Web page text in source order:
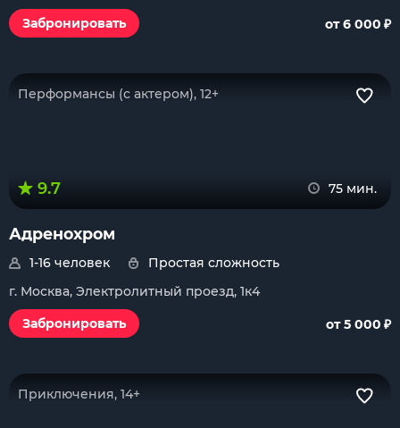
Забронировать
от 6 000 ₽
Перформансы (с актером), 12+
9.7 75 мин.
Адренохром
1-16 человек
Простая сложность
г. Москва, Электролитный проезд, 1к4
Забронировать
от 5 000 ₽
Приключения, 14+